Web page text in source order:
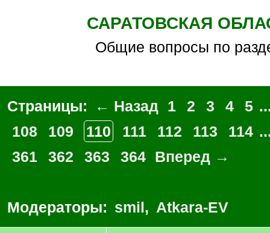
САРАТОВСКАЯ
Общие вопросы по
Страницы: ← Назад 1 2 3 4 5
108
109 110 111 112 113 114
361
362 363 364 Вперед →
Модераторы: smil, Atkara-EV